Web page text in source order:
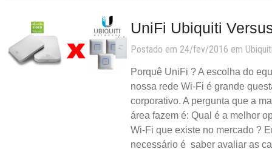
UniFi Ubiquiti
Postado em 24/fev/2016 em
Porquê UniFi ? A escolha do
nossa rede Wi-Fi é grande
corporativo. A pergunta que a
área fazem é: Qual é a melhor
Wi-Fi que existe no mercado ?
necessário é saber avaliar as